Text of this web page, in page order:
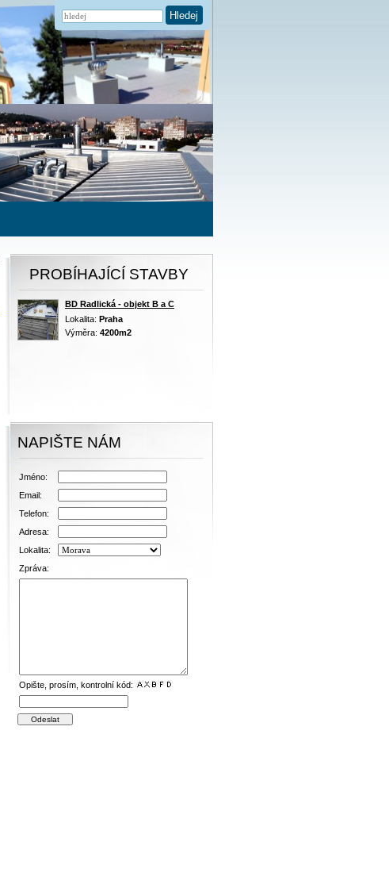
Hledej
PROBÍHAJÍCÍ STAVBY
BD Radlická - objekt B a C
Lokalita: Praha
Výměra: 4200m2
NAPIŠTE NÁM
Jméno:
Email:
Telefon:
Adresa:
Lokalita:
Zpráva:
Opište, prosím, kontrolní kód: